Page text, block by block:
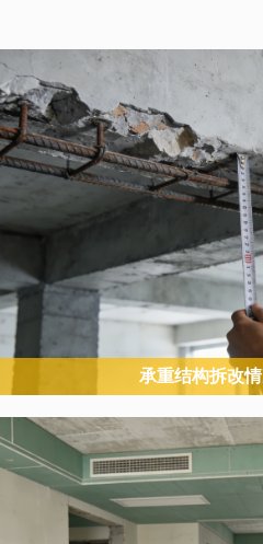
承重结构拆改
“定性 + 定量” 检测，是隐